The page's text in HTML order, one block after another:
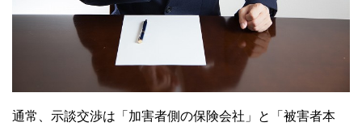
通常、示談交渉は「加害者側の保険会社」と「被害者本